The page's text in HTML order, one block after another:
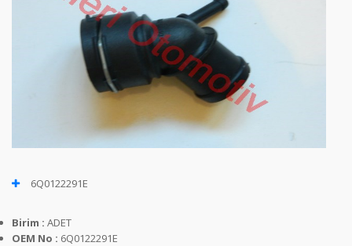
6Q0122291E
Birim : ADET
OEM No : 6Q0122291E